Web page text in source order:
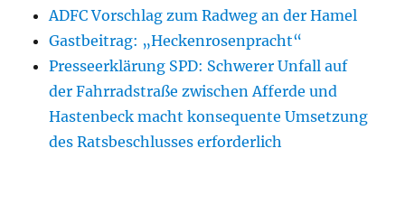
ADFC Vorschlag zum Radweg an der Hamel
Gastbeitrag: „Heckenrosenpracht“
Presseerklärung SPD: Schwerer Unfall auf
der Fahrradstraße zwischen Afferde und
Hastenbeck macht konsequente Umsetzung
des Ratsbeschlusses erforderlich